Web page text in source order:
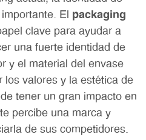
El packaging
clave para ayudar a
una fuerte identidad de
y el material del envase
los valores y la estética de
tener un gran impacto en
percibe una marca y
de sus competidores.